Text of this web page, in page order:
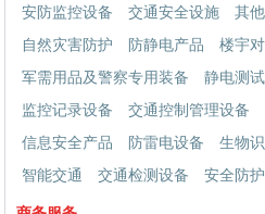
安防监控设备
交通安全设施 其
自然灾害防护
防静电产品 楼宇
军需用品及警察专用装备
静电测
监控记录设备
交通控制管理设备
信息安全产品
防雷电设备 生物
智能交通
交通检测设备 安全防